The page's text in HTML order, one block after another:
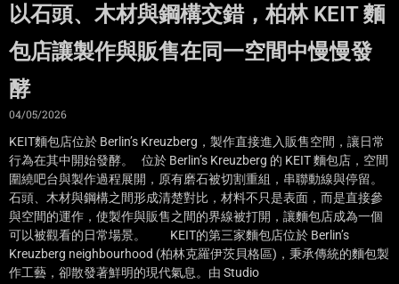
以石頭、木材與鋼構交錯，柏林 KEIT 麵
包店讓製作與販售在同一空間中慢慢發
酵
04/05/2026
KEIT麵包店位於 Berlin’s Kreuzberg，製作直接進入販售空間，讓日常
行為在其中開始發酵。 位於 Berlin’s Kreuzberg 的 KEIT 麵包店，空間
圍繞吧台與製作過程展開，原有磨石被切割重組，串聯動線與停留。
石頭、木材與鋼構之間形成清楚對比，材料不只是表面，而是直接參
與空間的運作，使製作與販售之間的界線被打開，讓麵包店成為一個
可以被觀看的日常場景。 KEIT的第三家麵包店位於 Berlin’s
Kreuzberg neighbourhood (柏林克羅伊茨貝格區)，秉承傳統的麵包製
作工藝，卻散發著鮮明的現代氣息。由 Studio